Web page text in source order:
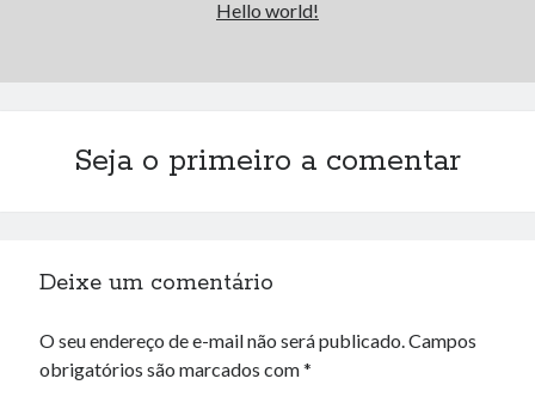
Hello world!
Seja o primeiro a comentar
Deixe um comentário
O seu endereço de e-mail não será publicado.Campos
obrigatórios são marcados com*